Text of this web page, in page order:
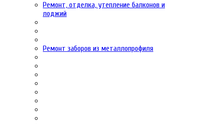
Ремонт, отделка, утепление балконов и
лоджий
Ремонт заборов из металлопрофиля